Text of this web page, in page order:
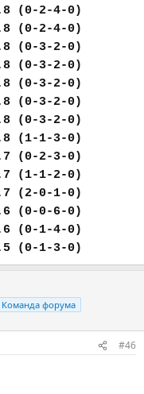
(0-2-4-0)
(0-2-4-0)
(0-3-2-0)
(0-3-2-0)
(0-3-2-0)
(0-3-2-0)
(0-3-2-0)
(1-1-3-0)
2-3-0)
(1-1-2-0)
0-1-0)
0-6-0)
(0-1-4-0)
(0-1-3-0)
Команда форума
#46